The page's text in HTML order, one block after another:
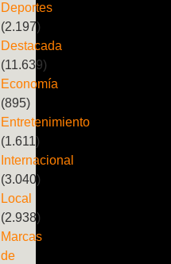
Deportes
(2.197)
Destacada
(11.639)
Economía
(895)
Entretenimiento
(1.611)
Internacional
(3.040)
Local
(2.938)
Marcas
de